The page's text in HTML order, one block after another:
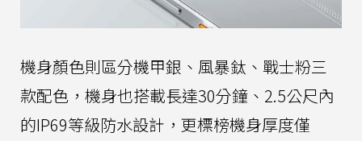
機身顏色則區分機甲銀、風暴鈦、戰士粉三
款配色，機身也搭載長達30分鐘、2.5公尺內
的IP69等級防水設計，更標榜機身厚度僅